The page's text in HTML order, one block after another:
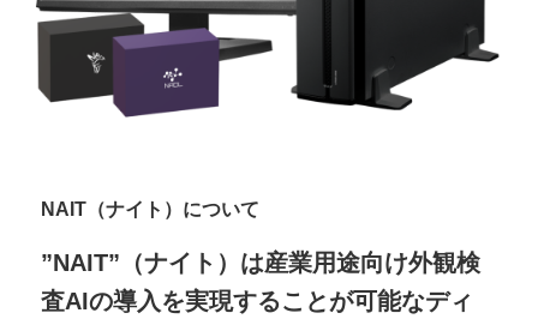
NAIT（ナイト） について
”NAIT”（ナイト）は産業用途向け外観検
査AIの導入を実現することが可能なディ